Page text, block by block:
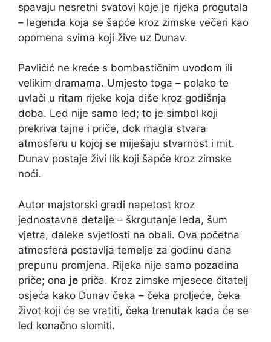
spavaju nesretni svatovi koje je rijeka progutala
– legenda koja se šapće kroz zimske večeri kao
opomena svima koji žive uz Dunav.
Pavličić ne kreće s bombastičnim uvodom ili
velikim dramama. Umjesto toga – polako te
uvlači u ritam rijeke koja diše kroz godišnja
doba. Led nije samo led; to je simbol koji
prekriva tajne i priče, dok magla stvara
atmosferu u kojoj se miješaju stvarnost i mit.
Dunav postaje živi lik koji šapće kroz zimske
noći.
Autor majstorski gradi napetost kroz
jednostavne detalje – škrgutanje leda, šum
vjetra, daleke svjetlosti na obali. Ova početna
atmosfera postavlja temelje za godinu dana
prepunu promjena. Rijeka nije samo pozadina
priče; ona je priča. Kroz zimske mjesece čitatelj
osjeća kako Dunav čeka – čeka proljeće, čeka
život koji će se vratiti, čeka trenutak kada će se
led konačno slomiti.